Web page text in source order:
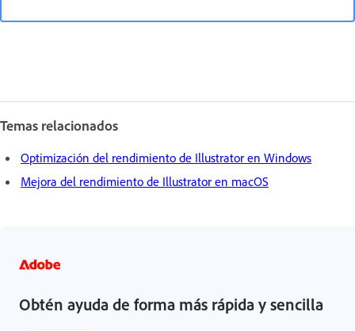
Temas relacionados
Optimización del rendimiento de Illustrator en Windows
Mejora del rendimiento de Illustrator en macOS
Obtén ayuda de forma más rápida y sencilla